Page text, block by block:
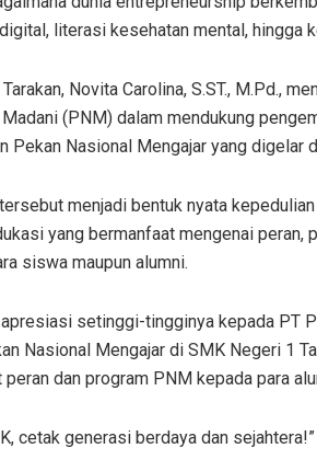
literasi kesehatan mental, hingga
Novita Carolina, S.ST., M.Pd.,
(PNM) dalam mendukung
Pekan Nasional Mengajar yang digelar
menjadi bentuk nyata
yang bermanfaat mengenai peran,
siswa maupun alumni.
apresiasi setinggi-tingginya kepada PT
Nasional Mengajar di SMK Negeri 1
dan program PNM kepada para
cetak generasi berdaya dan sejahtera!”